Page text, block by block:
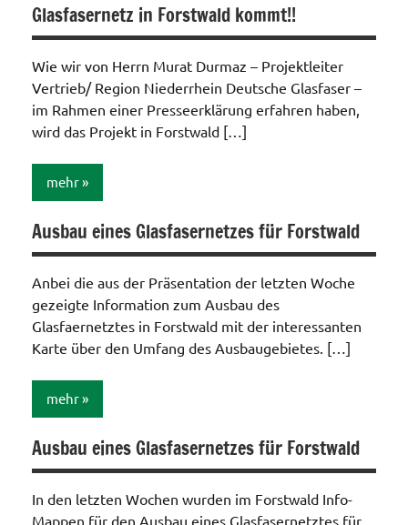
Internet
/
/ TV /
Funk
Glasfasernetz in Forstwald kommt!!
Wie wir von Herrn Murat Durmaz – Projektleiter
Vertrieb/ Region Niederrhein Deutsche Glasfaser –
im Rahmen einer Presseerklärung erfahren haben,
wird das Projekt in Forstwald […]
mehr
Internet
/
/ TV /
Funk
Ausbau eines Glasfasernetzes für Forstwald
Anbei die aus der Präsentation der letzten Woche
gezeigte Information zum Ausbau des
Glasfaernetztes in Forstwald mit der interessanten
Karte über den Umfang des Ausbaugebietes. […]
mehr
Internet
/
/ TV /
Ausbau eines Glasfasernetzes für Forstwald
In den letzten Wochen wurden im Forstwald Info-
Mappen für den Ausbau eines Glasfasernetztes für